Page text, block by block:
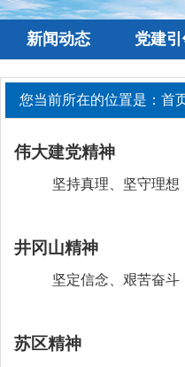
新闻动态 党建
您当前所在的位置是： 首
伟大建党精神
坚持真理、坚守理
井冈山精神
坚定信念、艰苦奋
苏区精神